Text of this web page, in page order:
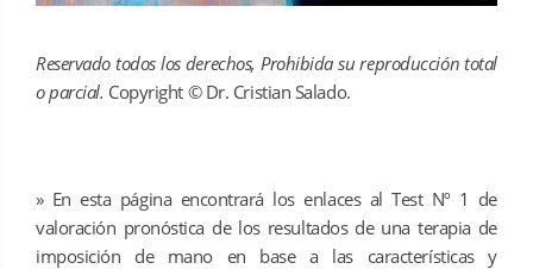
Reservado todos los derechos, Prohibida su reproducción total
o parcial. Copyright © Dr. Cristian Salado.
» En esta página encontrará los enlaces al Test Nº 1 de
valoración pronóstica de los resultados de una terapia de
imposición de mano en base a las características y